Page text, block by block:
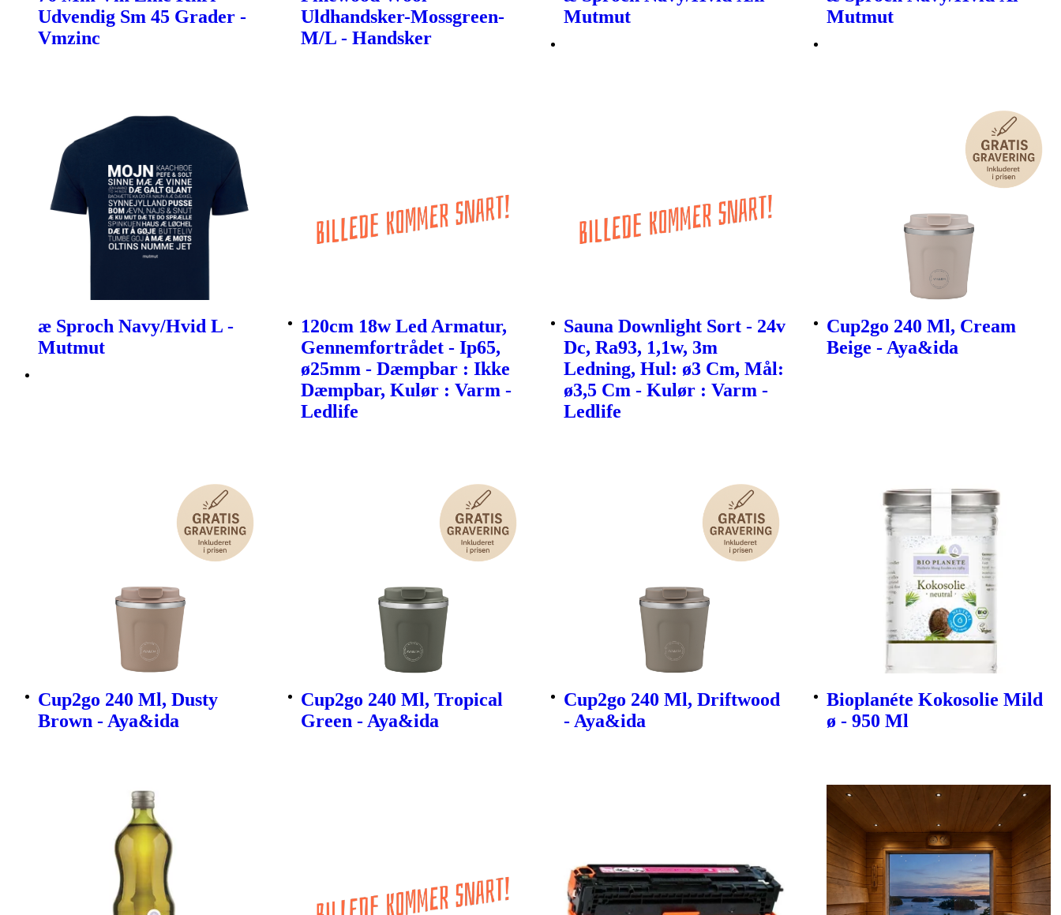
Udvendig Sm 45 Grader -
Vmzinc
Uldhandsker-Mossgreen-
M/L - Handsker
Mutmut
Mutmut
æ Sproch Navy/Hvid L -
Mutmut
120cm 18w Led Armatur,
Gennemfortrådet - Ip65,
ø25mm - Dæmpbar : Ikke
Dæmpbar, Kulør : Varm -
Ledlife
Sauna Downlight Sort - 24v
Dc, Ra93, 1,1w, 3m
Ledning, Hul: ø3 Cm, Mål:
ø3,5 Cm - Kulør : Varm -
Ledlife
Cup2go 240 Ml, Cream
Beige - Aya&ida
Cup2go 240 Ml, Dusty
Brown - Aya&ida
Cup2go 240 Ml, Tropical
Green - Aya&ida
Cup2go 240 Ml, Driftwood
- Aya&ida
Bioplanéte Kokosolie Mild
ø - 950 Ml